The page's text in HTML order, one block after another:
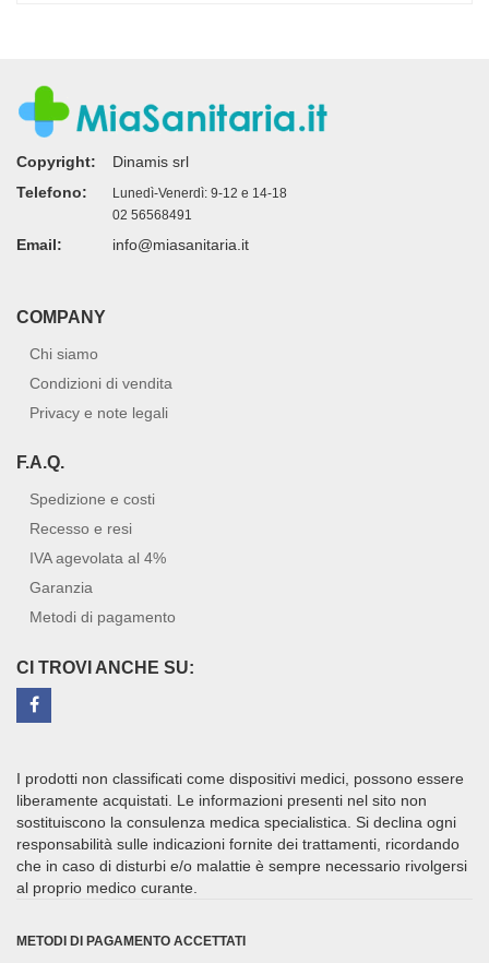
Copyright:
Dinamis srl
Telefono:
Lunedì-Venerdì: 9-12 e 14-18
02 56568491
Email: info@miasanitaria.it
COMPANY
Chi siamo
Condizioni di vendita
Privacy e note legali
F.A.Q.
Spedizione e costi
Recesso e resi
IVA agevolata al 4%
Garanzia
Metodi di pagamento
CI TROVI ANCHE SU:
I prodotti non classificati come dispositivi medici, possono essere
liberamente acquistati. Le informazioni presenti nel sito non
sostituiscono la consulenza medica specialistica. Si declina ogni
responsabilità sulle indicazioni fornite dei trattamenti, ricordando
che in caso di disturbi e/o malattie è sempre necessario rivolgersi
al proprio medico curante.
METODI DI PAGAMENTO ACCETTATI